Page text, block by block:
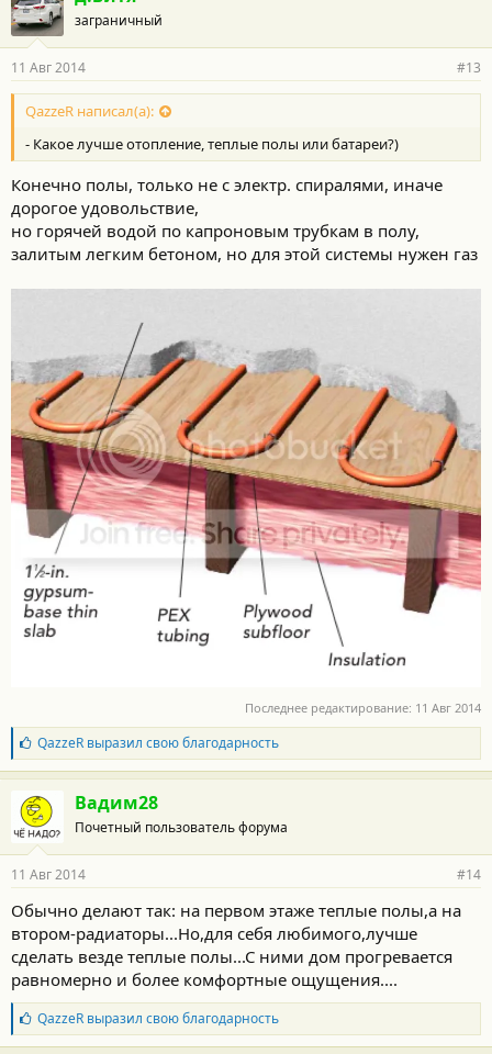
о
д
а
н
о
с
и
:
заграничный
11 Авг 2014 #13
QazzeR написал(а):
- Какое лучше отопление, теплые полы или батареи?)
Конечно полы, только не с электр. спиралями, иначе
дорогое удовольствие,
но горячей водой по капроновым трубкам в полу,
залитым легким бетоном, но для этой системы нужен газ
Последнее редактирование: 11 Авг 2014
Б
л
а
г
о
д
а
н
с
т
и
QazzeRвыразил свою благодарность
Вадим28
Почетный пользователь форума
11 Авг 2014 #14
Обычно делают так: на первом этаже теплые полы,а на
втором-радиаторы...Но,для себя любимого,лучше
сделать везде теплые полы...С ними дом прогревается
равномерно и более комфортные ощущения....
Б
л
QazzeRвыразил свою благодарность